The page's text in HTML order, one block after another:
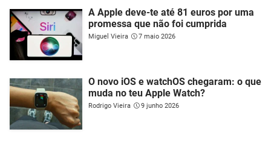
A Apple deve-te até 81 euros por uma
promessa que não foi cumprida
Miguel Vieira 7 maio 2026
O novo iOS e watchOS chegaram: o que
muda no teu Apple Watch?
Rodrigo Vieira 9 junho 2026